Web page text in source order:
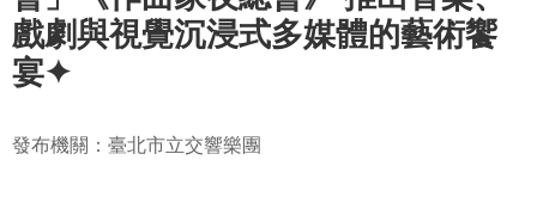
推
廣
育
戲劇與視覺沉浸式多媒體的藝術饗
宴✦
發布機關：臺北市立交響樂團